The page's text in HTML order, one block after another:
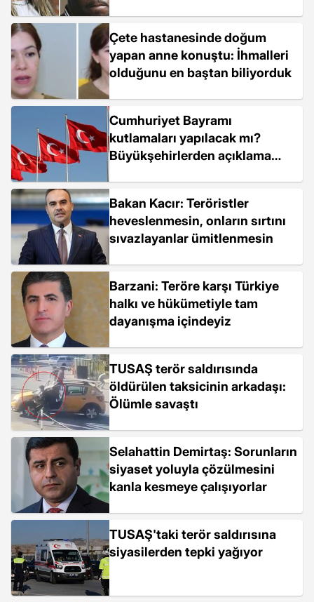
Çete hastanesinde doğum
yapan anne konuştu: İhmalleri
olduğunu en baştan biliyorduk
Cumhuriyet Bayramı
kutlamaları yapılacak mı?
Büyükşehirlerden açıklama
Bakan Kacır: Teröristler
heveslenmesin, onların sırtını
sıvazlayanlar ümitlenmesin
Barzani: Teröre karşı Türkiye
halkı ve hükümetiyle tam
dayanışma içindeyiz
TUSAŞ terör saldırısında
öldürülen taksicinin arkadaşı:
Ölümle savaştı
Selahattin Demirtaş: Sorunların
siyaset yoluyla çözülmesini
kanla kesmeye çalışıyorlar
TUSAŞ'taki terör saldırısına
siyasilerden tepki yağıyor